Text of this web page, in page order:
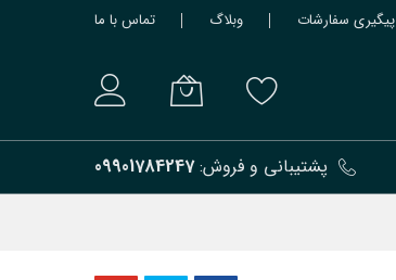
پیگیری سفارشات وبلاگ تماس با ما
پشتیبانی و فروش:09901784247